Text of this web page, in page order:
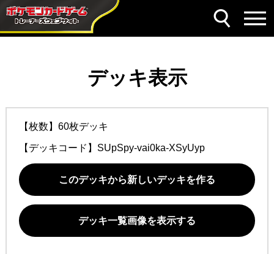
デッキ表示
【枚数】60枚デッキ
【デッキコード】 SUpSpy-vai0ka-XSyUyp
このデッキから新しいデッキを作る
デッキ一覧画像を表示する